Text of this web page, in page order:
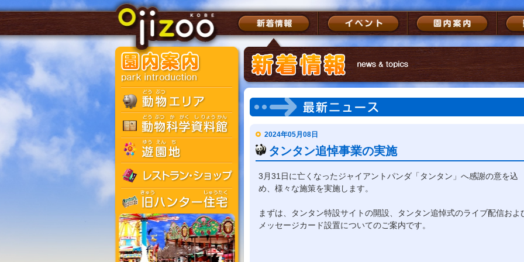
2024年05月08日
タンタン追悼事業の実施
3月31日に亡くなったジャイアントパンダ「タンタン」へ感謝の意を込
め、様々な施策を実施します。
まずは、タンタン特設サイトの開設、タンタン追悼式のライブ配信およ
メッセージカード設置についてのご案内です。